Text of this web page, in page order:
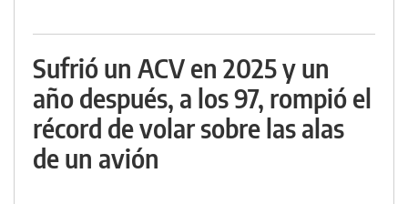
Sufrió un ACV en 2025 y un
año después, a los 97, rompió el
récord de volar sobre las alas
de un avión